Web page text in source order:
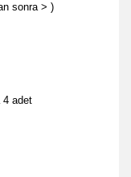
sonra > )
4 adet